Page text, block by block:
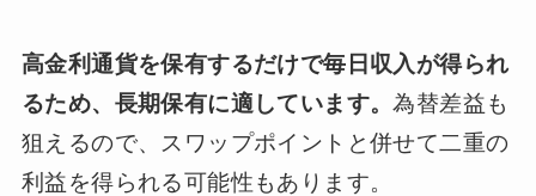
高金利通貨を保有するだけで毎日収入が得られ
るため、長期保有に適しています。為替差益も
狙えるので、スワップポイントと併せて二重の
利益を得られる可能性もあります。